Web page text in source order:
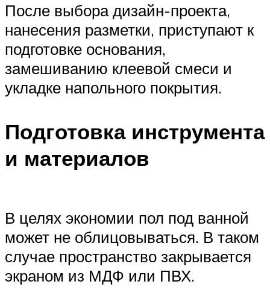
После выбора дизайн-проекта,
нанесения разметки, приступают к
подготовке основания,
замешиванию клеевой смеси и
укладке напольного покрытия.
Подготовка инструмента
и материалов
В целях экономии пол под ванной
может не облицовываться. В таком
случае пространство закрывается
экраном из МДФ или ПВХ.